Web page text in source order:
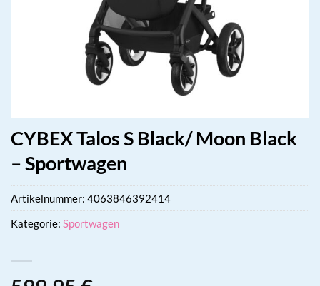
CYBEX Talos S Black/ Moon Black
– Sportwagen
Artikelnummer: 4063846392414
Kategorie: Sportwagen